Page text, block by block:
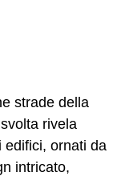
strade della
rivela
edifici, ornati da
intricato,